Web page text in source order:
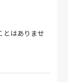
とはありませ